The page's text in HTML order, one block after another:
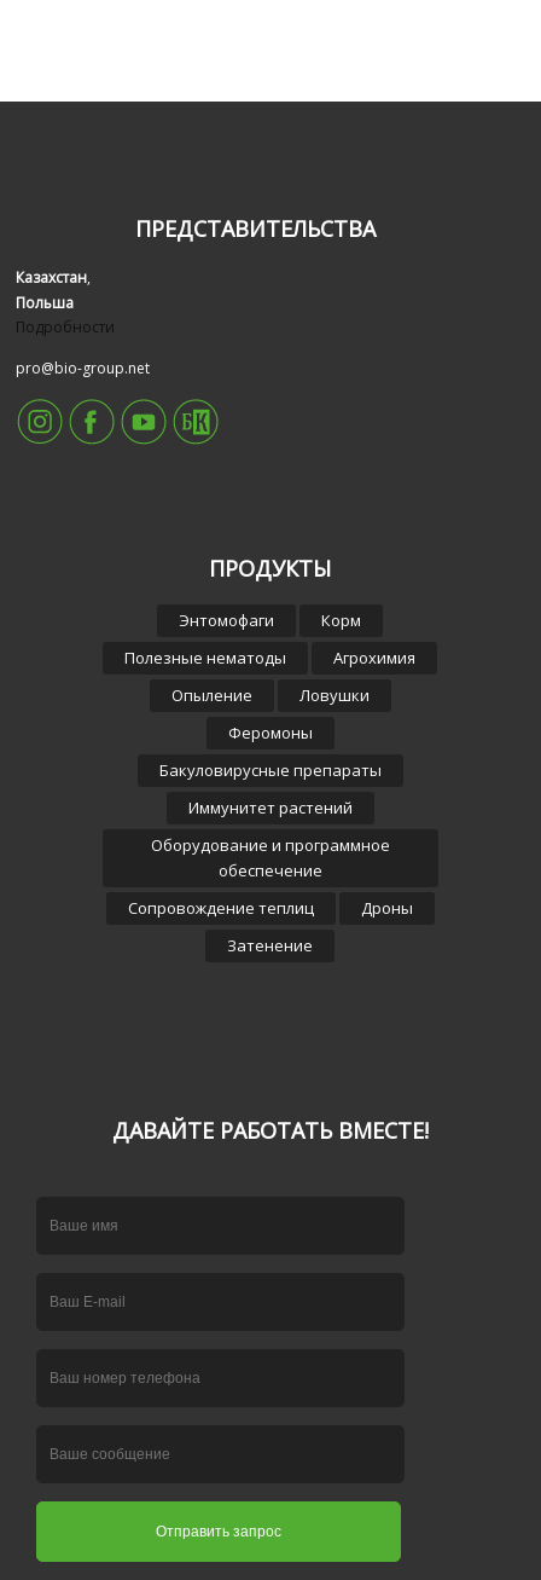
ПРЕДСТАВИТЕЛЬСТВА
Казахстан,
Польша
Подробности
pro@bio-group.net
ПРОДУКТЫ
Энтомофаги
Корм
Полезные нематоды
Агрохимия
Опыление
Ловушки
Феромоны
Бакуловирусные препараты
Иммунитет растений
Оборудование и программное
обеспечение
Сопровождение теплиц
Дроны
Затенение
ДАВАЙТЕ РАБОТАТЬ ВМЕСТЕ!